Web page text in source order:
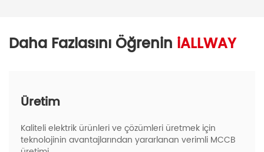
Daha Fazlasını Öğrenin iALLWAY
Üretim
Kaliteli elektrik ürünleri ve çözümleri üretmek için
teknolojinin avantajlarından yararlanan verimli MCCB